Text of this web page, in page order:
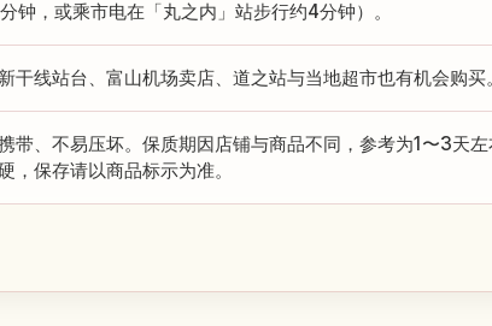
钟，或乘市电在「丸之内」站步行约4分钟）。
干线站台、富山机场卖店、道之站与当地超市也有机会购买
带、不易压坏。保质期因店铺与商品不同，参考为1〜3天
，保存请以商品标示为准。